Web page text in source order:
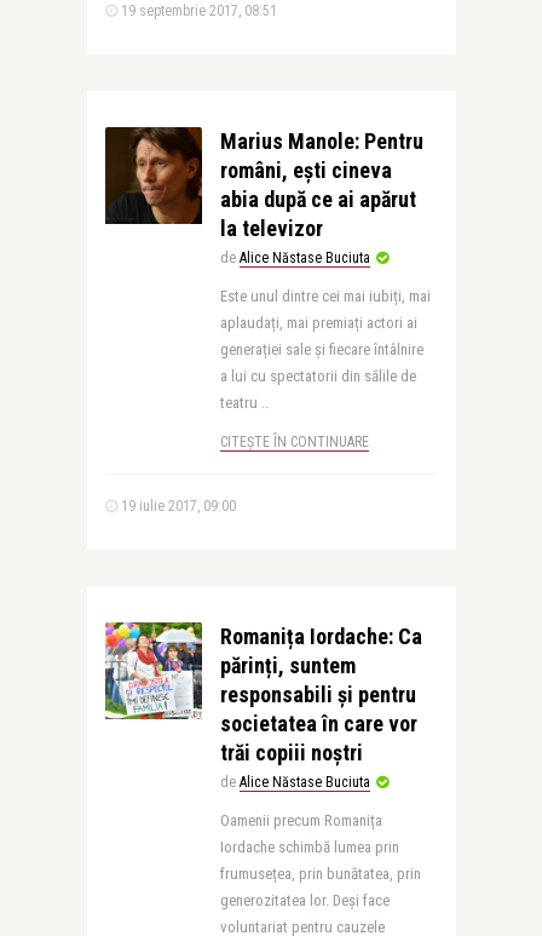
19 septembrie 2017, 08:51
Marius Manole: Pentru
români, eşti cineva
abia după ce ai apărut
la televizor
de Alice Năstase Buciuta
Este unul dintre cei mai iubiți, mai
aplaudați, mai premiați actori ai
generației sale și fiecare întâlnire
a lui cu spectatorii din sălile de
teatru ..
CITEȘTE ÎN CONTINUARE
19 iulie 2017, 09:00
Romanița Iordache: Ca
părinți, suntem
responsabili și pentru
societatea în care vor
trăi copiii noștri
de Alice Năstase Buciuta
Oamenii precum Romanița
Iordache schimbă lumea prin
frumusețea, prin bunătatea, prin
generozitatea lor. Deși face
voluntariat pentru cauzele